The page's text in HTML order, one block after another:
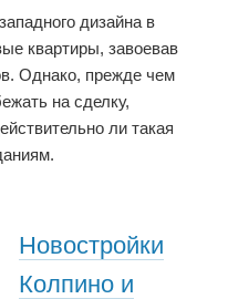
дизайна в
квартиры, завоевав
Однако, прежде чем
на сделку,
ли такая
Новостройки
Колпино и